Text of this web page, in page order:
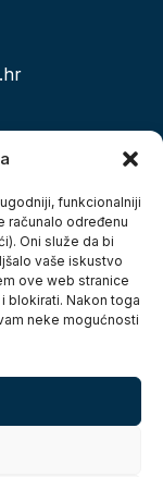
funkcionalniji
računalo određenu
Oni služe da bi
vaše iskustvo
ove web stranice
blokirati. Nakon toga
neke mogućnosti